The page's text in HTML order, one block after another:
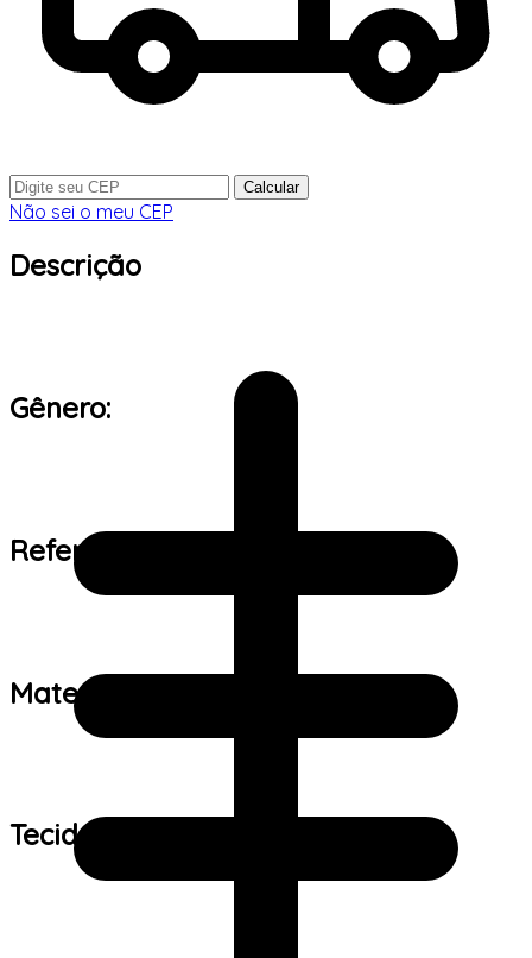
Calcular
Não sei o meu CEP
Descrição
Gênero:
Referência de tamanho:
Material:
Tecido: